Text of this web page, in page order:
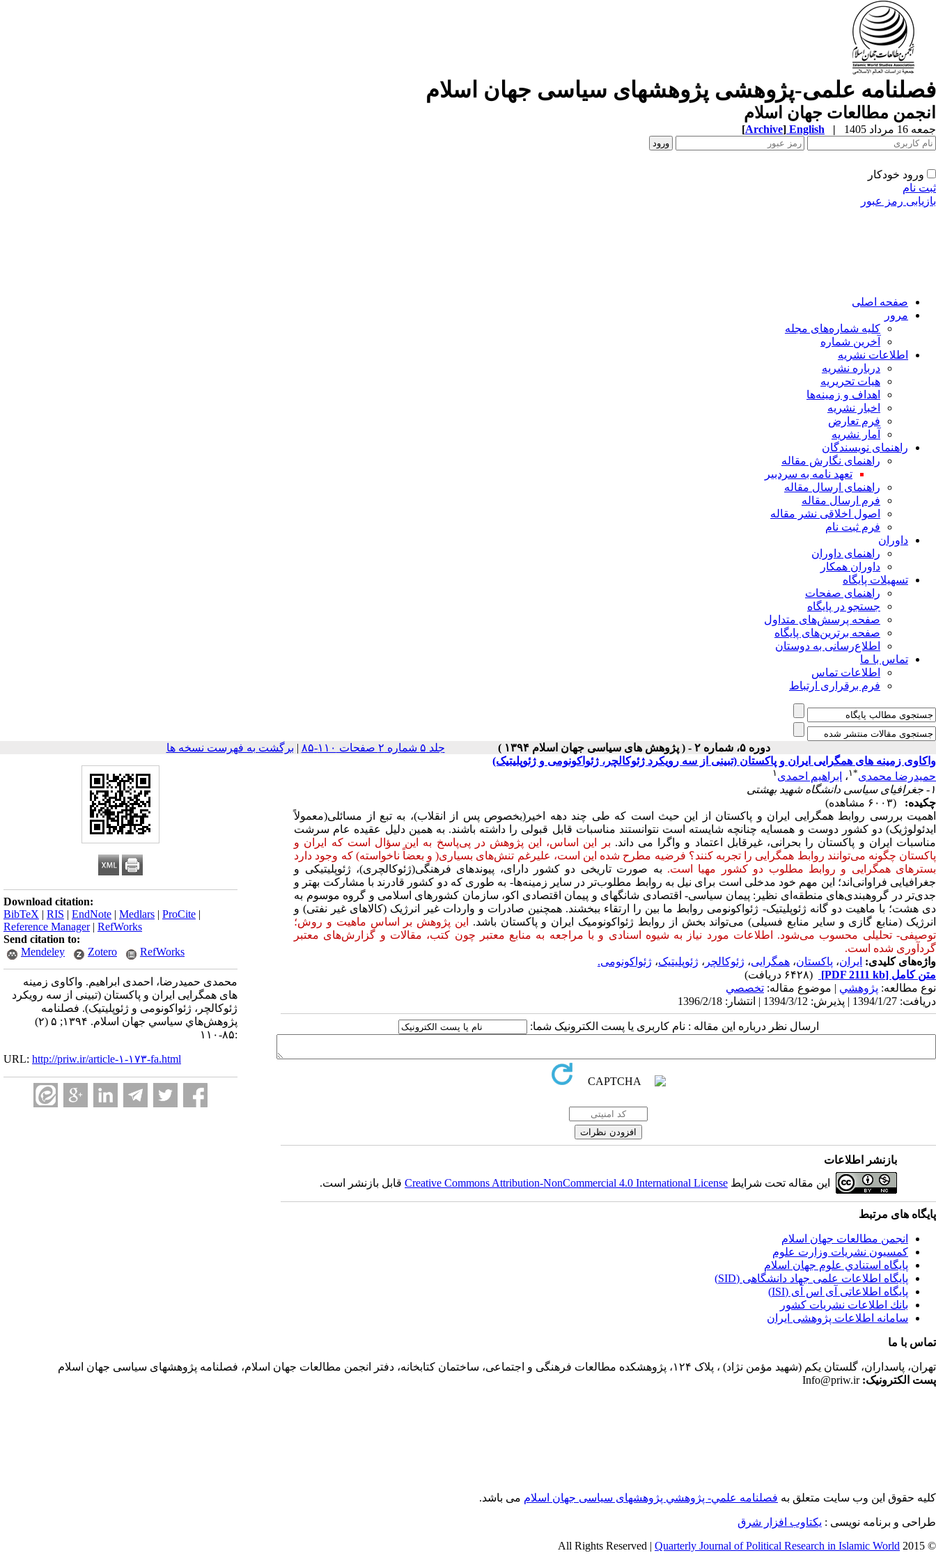
فصلنامه علمی-پژوهشی پژوهشهای سیاسی جهان اسلام
انجمن مطالعات جهان اسلام
جمعه 16 مرداد 1405 |
English
[Archive]
ورود خودکار
ثبت نام
بازیابی رمز عبور
صفحه اصلی
مرور
کلیه شماره‌های مجله
آخرین شماره
اطلاعات نشریه
درباره نشریه
هیات تحریریه
اهداف و زمینه‌ها
اخبار نشریه
فرم تعارض
آمار نشریه
راهنمای نویسندگان
راهنمای نگارش مقاله
تعهد نامه به سردبیر
راهنمای ارسال مقاله
فرم ارسال مقاله
اصول اخلاقی نشر مقاله
فرم ثبت نام
داوران
راهنمای داوران
داوران همکار
تسهیلات پایگاه
راهنمای صفحات
جستجو در پایگاه
صفحه پرسش‌های متداول
صفحه برترین‌های پایگاه
اطلاع‌رسانی به دوستان
تماس با ما
اطلاعات تماس
فرم برقراری ارتباط
دوره ۵، شماره ۲ - ( پژوهش های سیاسی جهان اسلام ۱۳۹۴ ) جلد ۵ شماره ۲ صفحات ۱۱۰-۸۵ | برگشت به فهرست نسخه ها
Download citation:
BibTeX | RIS | EndNote | Medlars | ProCite |
Reference Manager| RefWorks
Send citation to:
Mendeley
Zotero RefWorks
محمدی حمیدرضا، احمدی ابراهیم. واکاوی زمینه
های همگرایی ایران و پاکستان (تبینی از سه رویکرد
ژئوکالچر، ژئواکونومی و ژئوپلیتیک). فصلنامه
پژوهش‌هاي سياسي جهان اسلام. ۱۳۹۴; ۵ (۲)
:۸۵-۱۱۰
URL: http://priw.ir/article-۱-۱۷۳-fa.html
واکاوی زمینه های همگرایی ایران و پاکستان (تبینی از سه رویکرد ژئوکالچر، ژئواکونومی و ژئوپلیتیک)
حمیدرضا محمدی*۱ ، ابراهیم احمدی ۱
۱- جغرافیای سیاسی دانشگاه شهید بهشتی
چکیده:
(۶۰۰۳ مشاهده)
اهمیت بررسی روابط همگرایی ایران و پاکستان از این حیث است که طی چند دهه اخیر(بخصوص پس از انقلاب)، به تبع از مسائلی(معمولاً
ایدئولوژیک) دو کشور دوست و همسایه چنانچه شایسته است نتوانستند مناسبات قابل قبولی را داشته باشند. به همین دلیل عقیده عام سرشت
مناسبات ایران و پاکستان را بحرانی، غیرقابل اعتماد و واگرا می داند. بر این اساس، این پژوهش در پی‌پاسخ به این سؤال است که ایران و
پاکستان چگونه می‌توانند روابط همگرایی را تجربه کنند؟ فرضیه مطرح شده این است، ‌علیرغم تنش‌های بسیاری( و بعضاً ناخواسته) که وجود دارد
بستر‌های همگرایی و روابط مطلوب دو کشور مهیا است. به صورت تاریخی دو کشور دارای، پیوندهای فرهنگی(ژئوکالچری)، ژئوپلیتیکی و
جغرافیایی فراوانی‌اند؛ این مهم خود مدخلی است برای نیل به روابط مطلوب‌تر در سایر زمینه‌ها- به طوری که دو کشور قادرند با مشارکت بهتر و
جدی‌تر در گروهبندی‌های منطقه‌ای نظیر: پیمان سیاسی- اقتصادی شانگهای و پیمان اقتصادی اکو، سازمان کشورهای اسلامی و گروه موسوم به
دی هشت؛ با ماهیت دو گانه ژئوپلیتیک- ژئواکونومی روابط ما بین را ارتقاء ببخشند. همچنین صادرات و واردات غیر انرژیک (کالاهای غیر نفتی) و
انرژیک (منابع گازی و سایر منابع فسیلی) می‌تواند بخش از روابط ژئواکونومیک ایران و پاکستان باشد.
این پژوهش بر اساس ماهیت و روش؛
توصیفی- تحلیلی محسوب می‌شود. اطلاعات مورد نیاز به شیوه اسنادی و با مراجعه به منابع معتبر چون کتب، مقالات و گزارش‌های معتبر
گردآوری شده است.
واژه‌های کلیدی: ایران، پاکستان، همگرایی، ژئوکالچر ، ژئوپلیتیک، ژئواکونومی.
متن کامل [PDF 2111 kb]
(۶۴۲۸ دریافت)
نوع مطالعه: پژوهشي | موضوع مقاله: تخصصي
دریافت: 1394/1/27 | پذیرش: 1394/3/12 | انتشار: 1396/2/18
ارسال نظر درباره این مقاله : نام کاربری یا پست الکترونیک شما:
بازنشر اطلاعات
این مقاله تحت شرایط Creative Commons Attribution-NonCommercial 4.0 International Licenseقابل بازنشر است.
پایگاه های مرتبط
انجمن مطالعات جهان اسلام
کمسیون نشریات وزارت علوم
پايگاه استنادي علوم جهان اسلام
پایگاه اطلاعات علمی جهاد دانشگاهی (SID)
پایگاه اطلاعاتی آی اس آی (ISI)
بانك اطلاعات نشريات كشور
سامانه اطلاعات پژوهشی ایران
تماس با ما
تهران، پاسداران، گلستان یکم (شهید مؤمن نژاد) ، پلاک ۱۲۴، پژوهشکده مطالعات فرهنگی و اجتماعی، ساختمان کتابخانه، دفتر انجمن مطالعات جهان اسلام، فصلنامه پژوهشهای سیاسی جهان اسلام
پست الکترونیک:Info@priw.ir
کلیه حقوق این وب سایت متعلق به فصلنامه علمي- پژوهشي پژوهشهای سیاسی جهان اسلام می باشد.
طراحی و برنامه نویسی : یکتاوب افزار شرق
© 2015 All Rights Reserved |
Quarterly Journal of Political Research in Islamic World